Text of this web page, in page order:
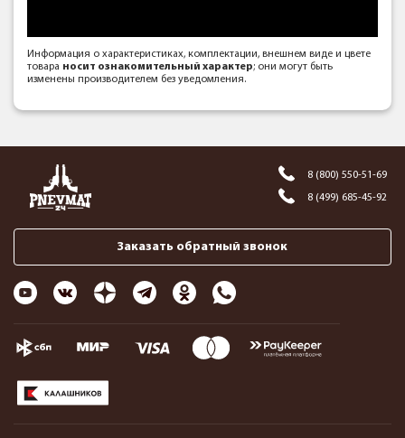
Информация о характеристиках, комплектации, внешнем виде и цвете
товара носит ознакомительный характер; они могут быть
изменены производителем без уведомления.
8 (800) 550-51-69
8 (499) 685-45-92
Заказать обратный звонок